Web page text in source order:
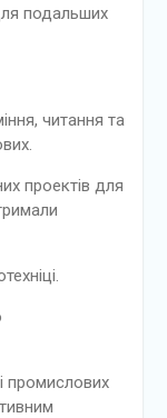
подальших
читання та
проектів для
промислових